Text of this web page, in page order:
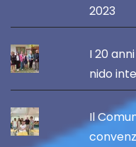
2023
I 20
nido
Il